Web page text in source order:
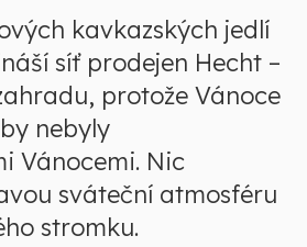
kavkazských jedlí
síť prodejen Hecht –
protože Vánoce
nebyly
Vánocemi. Nic
sváteční atmosféru
stromku.